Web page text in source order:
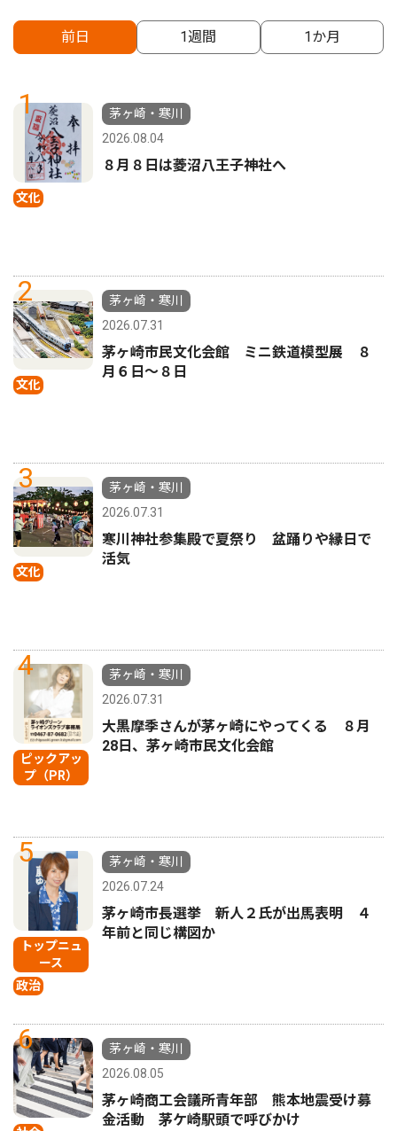
前日 1週間 1か月
1
文化
茅ヶ崎・寒川
2026.08.04
８月８日は菱沼八王子神社へ
2
文化
茅ヶ崎・寒川
2026.07.31
茅ヶ崎市民文化会館 ミニ鉄道模型展 ８
月６日〜８日
3
文化
茅ヶ崎・寒川
2026.07.31
寒川神社参集殿で夏祭り 盆踊りや縁日で
活気
4
ピックアッ
プ（PR）
茅ヶ崎・寒川
2026.07.31
大黒摩季さんが茅ヶ崎にやってくる ８月
28日、茅ヶ崎市民文化会館
5
トップニュ
ース
政治
茅ヶ崎・寒川
2026.07.24
茅ヶ崎市長選挙 新人２氏が出馬表明 ４
年前と同じ構図か
6
茅ヶ崎・寒川
2026.08.05
茅ヶ崎商工会議所青年部 熊本地震受け募
金活動 茅ケ崎駅頭で呼びかけ